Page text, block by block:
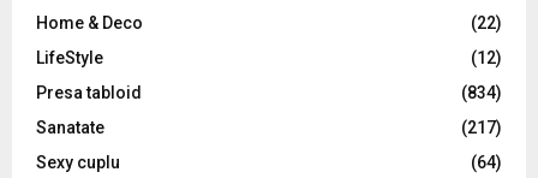
Home & Deco
(22)
LifeStyle
(12)
Presa tabloid
(834)
Sanatate
(217)
Sexy cuplu
(64)